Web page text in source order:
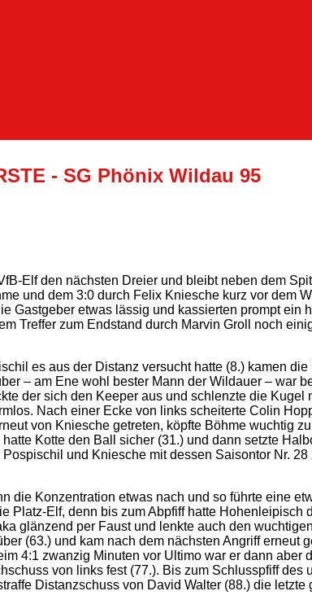
- SG Phönix Wildau 95
Elf den nächsten Dreier und bleibt neben dem
und dem 3:0 durch Felix Kniesche kurz vor dem
Gastgeber etwas lässig und kassierten prompt ein
Treffer zum Endstand durch Marvin Groll noch
es aus der Distanz versucht hatte (8.) kamen
– am Ene wohl bester Mann der Wildauer – war
der sich den Keeper aus und schlenzte die
Nach einer Ecke von links scheiterte Colin
von Kniesche getreten, köpfte Böhme wuchtig
Kotte den Ball sicher (31.) und dann setzte
und Kniesche mit dessen Saisontor Nr.
Konzentration etwas nach und so führte eine
Platz-Elf, denn bis zum Abpfiff hatte
glänzend per Faust und lenkte auch den
(63.) und kam nach dem nächsten Angriff
4:1 zwanzig Minuten vor Ultimo war er dann aber
von links fest (77.). Bis zum Schlusspfiff
Distanzschuss von David Walter (88.) die letzte